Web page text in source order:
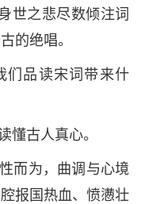
世之悲尽数倾注词
的绝唱。
们品读宋词带来什
懂古人真心。
而为，曲调与心境
报国热血、愤懑壮